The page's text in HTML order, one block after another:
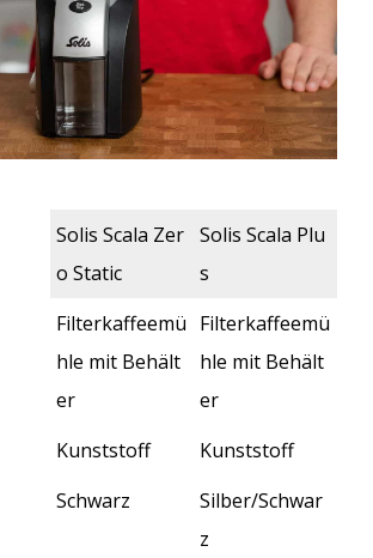
Solis Scala Zer
o Static
Solis Scala Plu
s
Solis Scala Zer
o Static
Solis Scala Plu
s
Filterkaffeemü
hle mit Behält
er
Filterkaffeemü
hle mit Behält
er
Kunststoff
Kunststoff
Schwarz
Silber/Schwar
z